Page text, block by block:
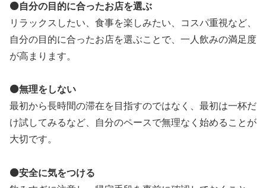
⚫️自分の目的に合ったお店を選ぶ
リラックスしたい、食事を楽しみたい、コスパ重視など、
自分の目的に合ったお店を選ぶことで、一人飲みの満足度
が高まります。
⚫️無理をしない
最初から長時間の滞在を目指すのではなく、最初は一杯だ
け試してみるなど、自分のペースで無理なく始めることが
大切です。
⚫️安全に気をつける